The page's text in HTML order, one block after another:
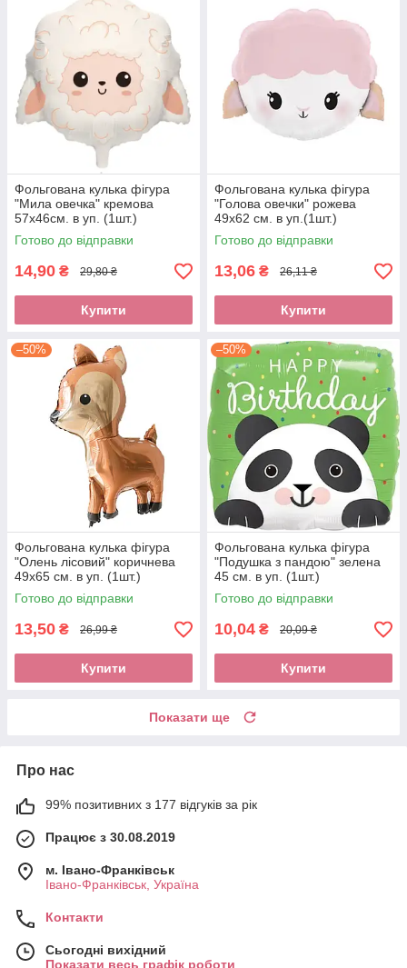
Фольгована кулька фігура
"Мила овечка" кремова
57x46см. в уп. (1шт.)
Готово до відправки
14,90 ₴ 29,80 ₴
Купити
Фольгована кулька фігура
"Голова овечки" рожева
49х62 см. в уп.(1шт.)
Готово до відправки
13,06 ₴ 26,11 ₴
Купити
–50%
Фольгована кулька фігура
"Олень лісовий" коричнева
49х65 см. в уп. (1шт.)
Готово до відправки
13,50 ₴ 26,99 ₴
Купити
–50%
Фольгована кулька фігура
"Подушка з пандою" зелена
45 см. в уп. (1шт.)
Готово до відправки
10,04 ₴ 20,09 ₴
Купити
Показати ще
Про нас
99% позитивних з 177 відгуків за рік
Працює з 30.08.2019
м. Івано-Франківськ
Івано-Франківськ, Україна
Контакти
Сьогодні вихідний
Показати весь графік роботи